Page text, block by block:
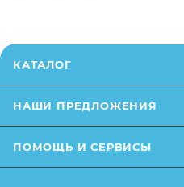
сайте (например, оттенки
влияющие на основные
свойства и иные
КАТАЛОГ
НАШИ ПРЕДЛОЖЕНИЯ
ПОМОЩЬ И СЕРВИСЫ